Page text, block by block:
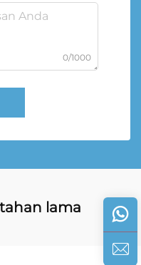
0/1000
lama